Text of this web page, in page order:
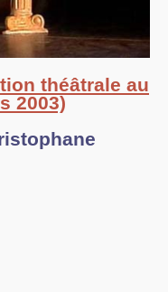
théâtrale au
2003)